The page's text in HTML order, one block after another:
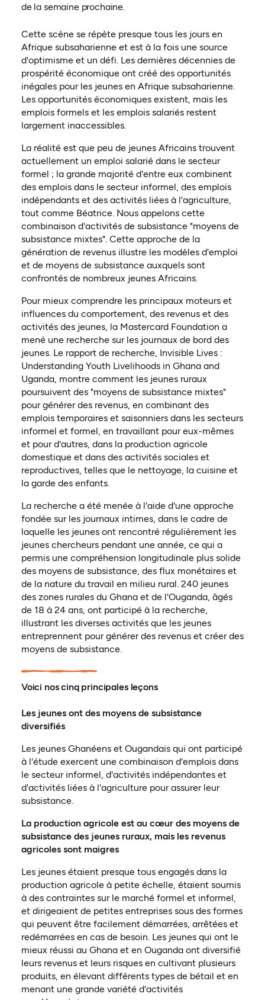
de la semaine prochaine.
Cette scène se répète presque tous les jours en
Afrique subsaharienne et est à la fois une source
d'optimisme et un défi. Les dernières décennies de
prospérité économique ont créé des opportunités
inégales pour les jeunes en Afrique subsaharienne.
Les opportunités économiques existent, mais les
emplois formels et les emplois salariés restent
largement inaccessibles.
La réalité est que peu de jeunes Africains trouvent
actuellement un emploi salarié dans le secteur
formel ; la grande majorité d'entre eux combinent
des emplois dans le secteur informel, des emplois
indépendants et des activités liées à l'agriculture,
tout comme Béatrice. Nous appelons cette
combinaison d'activités de subsistance "moyens de
subsistance mixtes". Cette approche de la
génération de revenus illustre les modèles d'emploi
et de moyens de subsistance auxquels sont
confrontés de nombreux jeunes Africains.
Pour mieux comprendre les principaux moteurs et
influences du comportement, des revenus et des
activités des jeunes, la Mastercard Foundation a
mené une recherche sur les journaux de bord des
jeunes. Le rapport de recherche, Invisible Lives :
Understanding Youth Livelihoods in Ghana and
Uganda, montre comment les jeunes ruraux
poursuivent des "moyens de subsistance mixtes"
pour générer des revenus, en combinant des
emplois temporaires et saisonniers dans les secteurs
informel et formel, en travaillant pour eux-mêmes
et pour d'autres, dans la production agricole
domestique et dans des activités sociales et
reproductives, telles que le nettoyage, la cuisine et
la garde des enfants.
La recherche a été menée à l'aide d'une approche
fondée sur les journaux intimes, dans le cadre de
laquelle les jeunes ont rencontré régulièrement les
jeunes chercheurs pendant une année, ce qui a
permis une compréhension longitudinale plus solide
des moyens de subsistance, des flux monétaires et
de la nature du travail en milieu rural. 240 jeunes
des zones rurales du Ghana et de l'Ouganda, âgés
de 18 à 24 ans, ont participé à la recherche,
illustrant les diverses activités que les jeunes
entreprennent pour générer des revenus et créer des
moyens de subsistance.
Voici nos cinq principales leçons
Les jeunes ont des moyens de subsistance
diversifiés
Les jeunes Ghanéens et Ougandais qui ont participé
à l'étude exercent une combinaison d'emplois dans
le secteur informel, d'activités indépendantes et
d'activités liées à l'agriculture pour assurer leur
subsistance.
La production agricole est au cœur des moyens de
subsistance des jeunes ruraux, mais les revenus
agricoles sont maigres
Les jeunes étaient presque tous engagés dans la
production agricole à petite échelle, étaient soumis
à des contraintes sur le marché formel et informel,
et dirigeaient de petites entreprises sous des formes
qui peuvent être facilement démarrées, arrêtées et
redémarrées en cas de besoin. Les jeunes qui ont le
mieux réussi au Ghana et en Ouganda ont diversifié
leurs revenus et leurs risques en cultivant plusieurs
produits, en élevant différents types de bétail et en
menant une grande variété d'activités